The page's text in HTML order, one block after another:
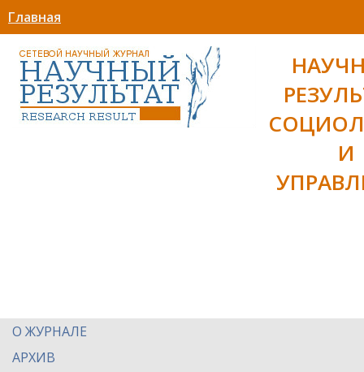
Главная
И
О ЖУРНАЛЕ
АРХИВ